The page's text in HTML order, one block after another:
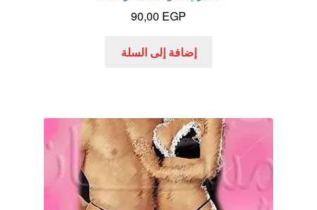
90,00 EGP
إضافة إلى السلة